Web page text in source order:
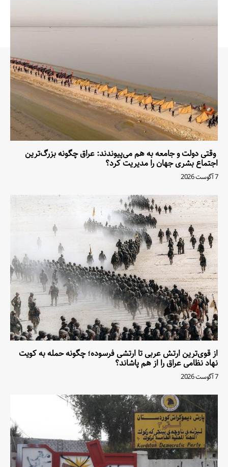
وقتی دولت و جامعه به هم می‌پیوندند: عراق چگونه بزرگ‌ترین
اجتماع بشری جهان را مدیریت کرد؟
7 آگوست 2026
از قوی‌ترین ارتش عربی تا ارتشی فرسوده؛ چگونه حمله به کویت
نهاد نظامی عراق را از هم پاشاند؟
7 آگوست 2026